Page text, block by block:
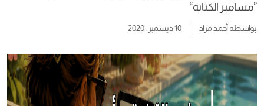
”مسامير الكتابة“
بواسطةأحمد مراد 10 ديسمبر، 2020